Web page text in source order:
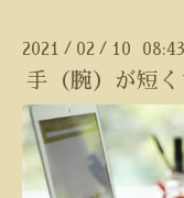
2021 / 02 / 10 08:43
手（腕）が短く